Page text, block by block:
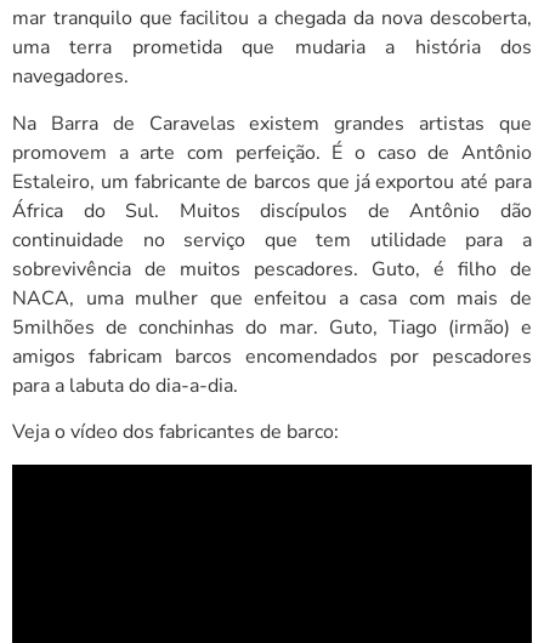
mar tranquilo que facilitou a chegada da nova descoberta,
uma terra prometida que mudaria a história dos
navegadores.
Na Barra de Caravelas existem grandes artistas que
promovem a arte com perfeição. É o caso de Antônio
Estaleiro, um fabricante de barcos que já exportou até para
África do Sul. Muitos discípulos de Antônio dão
continuidade no serviço que tem utilidade para a
sobrevivência de muitos pescadores. Guto, é filho de
NACA, uma mulher que enfeitou a casa com mais de
5milhões de conchinhas do mar. Guto, Tiago (irmão) e
amigos fabricam barcos encomendados por pescadores
para a labuta do dia-a-dia.
Veja o vídeo dos fabricantes de barco: